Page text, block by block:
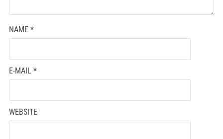
NAME *
E-MAIL *
WEBSITE